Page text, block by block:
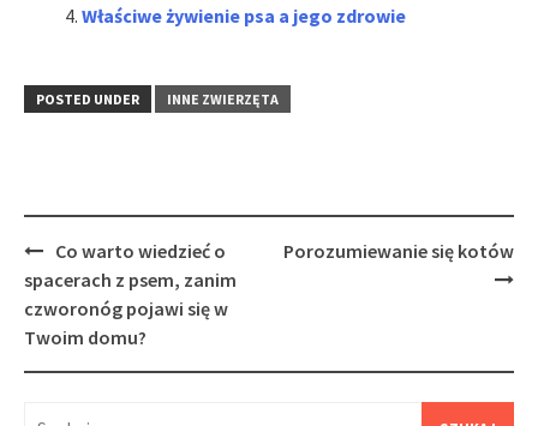
Właściwe żywienie psa a jego zdrowie
POSTED UNDER INNE ZWIERZĘTA
Post
navigation
Co warto wiedzieć o
spacerach z psem, zanim
czworonóg pojawi się w
Twoim domu?
Porozumiewanie się kotów